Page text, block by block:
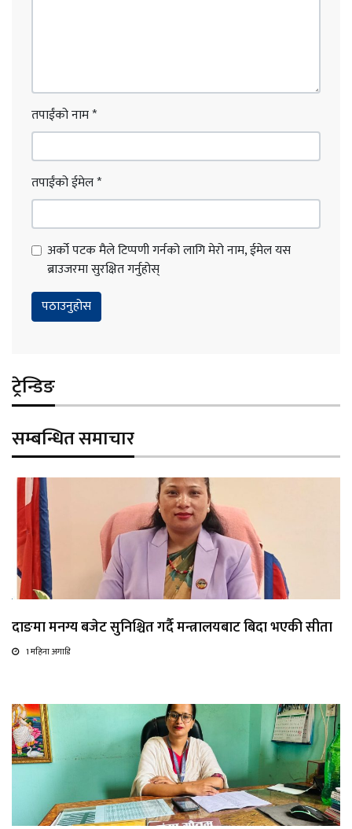
तपाईंको नाम*
तपाईंको ईमेल*
अर्को पटक मैले टिप्पणी गर्नको लागि मेरो नाम, ईमेल यस
ब्राउजरमा सुरक्षित गर्नुहोस्
ट्रेन्डिङ
सम्बन्धित समाचार
दाङमा मनग्य बजेट सुनिश्चित गर्दै मन्त्रालयबाट बिदा भएकी सीता
1 महिना अगाडि